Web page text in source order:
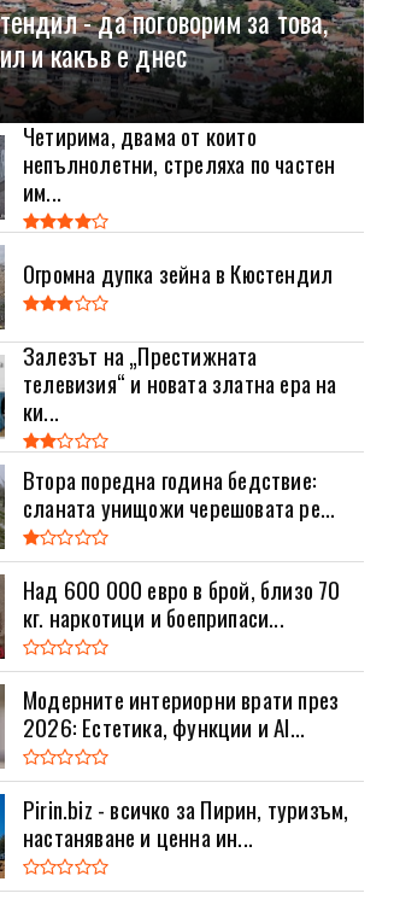
- да поговорим за това,
и какъв е днес
Четирима, двама от които
непълнолетни, стреляха по частен
им...
Огромна дупка зейна в Кюстендил
Залезът на „Престижната
телевизия“ и новата златна ера на
ки...
Втора поредна година бедствие:
сланата унищожи черешовата ре...
Над 600 000 евро в брой, близо 70
кг. наркотици и боеприпаси...
Модерните интериорни врати през
2026: Естетика, функции и AI...
Pirin.biz - всичко за Пирин, туризъм,
настаняване и ценна ин...